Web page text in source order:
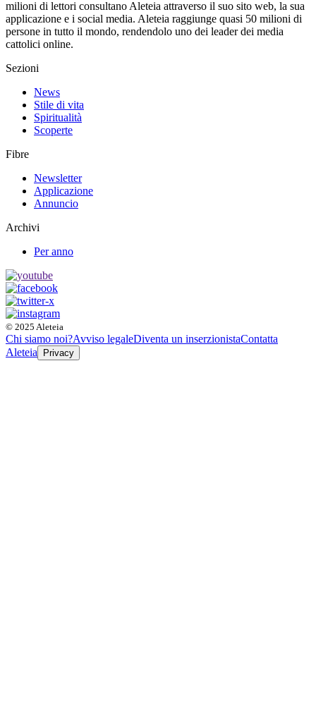
milioni di lettori consultano Aleteia attraverso il suo sito web, la sua
applicazione e i social media. Aleteia raggiunge quasi 50 milioni di
persone in tutto il mondo, rendendolo uno dei leader dei media
cattolici online.
Sezioni
News
Stile di vita
Spiritualità
Scoperte
Fibre
Newsletter
Applicazione
Annuncio
Archivi
Per anno
© 2025 Aleteia
Chi siamo noi?Avviso legaleDiventa un inserzionistaContatta
Aleteia
Privacy